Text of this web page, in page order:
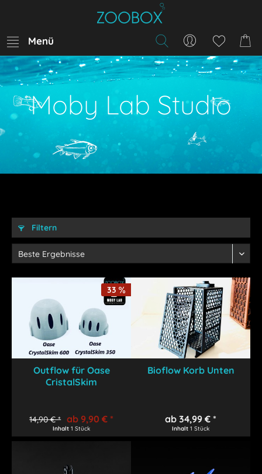
Menü
Moby Lab Studio
Filtern
33
Outflow für Oase
CristalSkim
14,90 € * ab 9,90 € *
Inhalt1 Stück
Bioflow Korb Unten
ab 34,99 € *
Inhalt1 Stück